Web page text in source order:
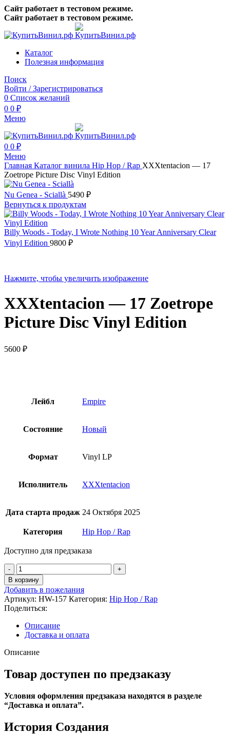
Сайт работает в тестовом режиме.
Сайт работает в тестовом режиме.
Каталог
Полезная информация
Поиск
Войти / Зарегистрироваться
0 Список желаний
0 0 ₽
Меню
0 0 ₽
Меню
Главная Каталог винила Hip Hop / Rap XXXtentacion — 17
Zoetrope Picture Disc Vinyl Edition
Nu Genea - Sciallà 5490 ₽
Вернуться к продуктам
Billy Woods - Today, I Wrote Nothing 10 Year Anniversary Clear
Vinyl Edition 9800 ₽
Нажмите, чтобы увеличить изображение
XXXtentacion — 17 Zoetrope
Picture Disc Vinyl Edition
5600 ₽
Лейбл Empire
Состояние Новый
Формат Vinyl LP
Исполнитель XXXtentacion
Дата старта продаж 24 Октября 2025
Категория Hip Hop / Rap
Доступно для предзаказа
Количество
товара
XXXtentacion
-
17
Zoetrope
Picture
Disc
Vinyl
Edition
В корзину
Добавить в пожелания
Артикул: HW-157 Категория: Hip Hop / Rap
Поделиться:
Описание
Доставка и оплата
Описание
Товар доступен по предзаказу
Условия оформления предзаказа находятся в разделе
“Доставка и оплата”.
История Создания